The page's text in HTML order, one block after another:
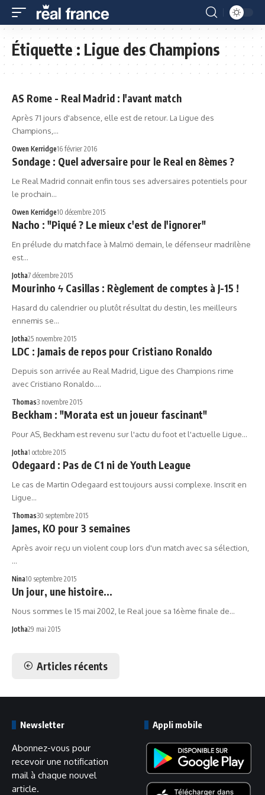
Étiquette :Ligue des Champions
AS Rome - Real Madrid : l'avant match
Après 71 jours d'absence, elle est de retour. La Ligue des
Champions,…
Owen Kerridge16 février 2016
Sondage : Quel adversaire pour le Real en 8èmes ?
Le Real Madrid connait enfin tous ses adversaires potentiels pour
le prochain…
Owen Kerridge10 décembre 2015
Nacho : "Piqué ? Le mieux c'est de l'ignorer"
En prélude du match face à Malmö demain, le défenseur madrilène
est…
Jotha7 décembre 2015
Mourinho ϟ Casillas : Règlement de comptes à J-15 !
Hasard du calendrier ou plutôt résultat du destin, les meilleurs
ennemis se…
Jotha25 novembre 2015
LDC : Jamais de repos pour Cristiano Ronaldo
Depuis son arrivée au Real Madrid, Ligue des Champions rime
avec Cristiano Ronaldo.…
Thomas3 novembre 2015
Beckham : "Morata est un joueur fascinant"
Pour AS, Beckham est revenu sur l'actu du foot et l'actuelle Ligue…
Jotha1 octobre 2015
Odegaard : Pas de C1 ni de Youth League
Le cas de Martin Odegaard est toujours aussi complexe. Inscrit en
Ligue…
Thomas30 septembre 2015
James, KO pour 3 semaines
Après avoir reçu un violent coup lors d'un match avec sa sélection,
…
Nina10 septembre 2015
Un jour, une histoire...
Nous sommes le 15 mai 2002, le Real joue sa 16ème finale de…
Jotha29 mai 2015
Articles récents
Newsletter
Abonnez-vous pour
recevoir une notification
mail à chaque nouvel
article.
Appli mobile